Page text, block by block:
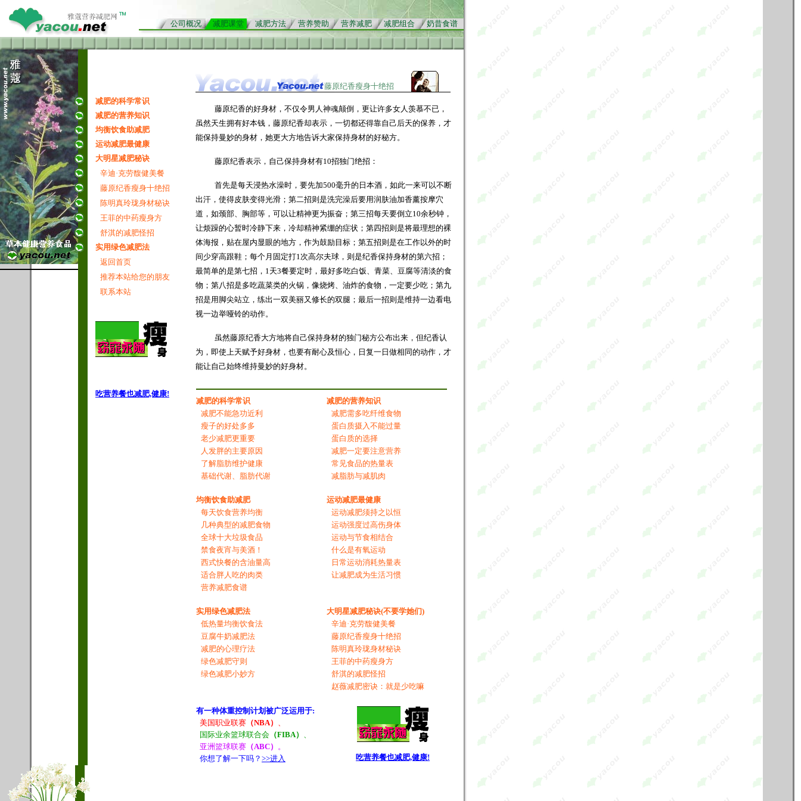
公司概况 减肥课堂 减肥方法 营养赞助 营养减肥 减肥组合 奶昔食谱
减肥的科学常识
减肥的营养知识
均衡饮食助减肥
运动减肥最健康
大明星减肥秘诀
辛迪·克劳馥健美餐
藤原纪香瘦身十绝招
陈明真玲珑身材秘诀
王菲的中药瘦身方
舒淇的减肥怪招
实用绿色减肥法
返回首页
推荐本站给您的朋友
联系本站
吃营养餐也减肥,健康!
藤原纪香瘦身十绝招
藤原纪香的好身材，不仅令男人神魂颠倒，更让许多女人羡慕不已，
虽然天生拥有好本钱，藤原纪香却表示，一切都还得靠自己后天的保养，才
能保持曼妙的身材，她更大方地告诉大家保持身材的好秘方。
藤原纪香表示，自己保持身材有10招独门绝招：
首先是每天浸热水澡时，要先加500毫升的日本酒，如此一来可以不断
出汗，使得皮肤变得光滑；第二招则是洗完澡后要用润肤油加香薰按摩穴
道，如颈部、胸部等，可以让精神更为振奋；第三招每天要倒立10余秒钟，
让烦躁的心暂时冷静下来，冷却精神紧绷的症状；第四招则是将最理想的裸
体海报，贴在屋内显眼的地方，作为鼓励目标；第五招则是在工作以外的时
间少穿高跟鞋；每个月固定打1次高尔夫球，则是纪香保持身材的第六招；
最简单的是第七招，1天3餐要定时，最好多吃白饭、青菜、豆腐等清淡的食
物；第八招是多吃蔬菜类的火锅，像烧烤、油炸的食物，一定要少吃；第九
招是用脚尖站立，练出一双美丽又修长的双腿；最后一招则是维持一边看电
视一边举哑铃的动作。
虽然藤原纪香大方地将自己保持身材的独门秘方公布出来，但纪香认
为，即使上天赋予好身材，也要有耐心及恒心，日复一日做相同的动作，才
能让自己始终维持曼妙的好身材。
减肥的科学常识
减肥的营养知识
减肥不能急功近利
减肥需多吃纤维食物
瘦子的好处多多
蛋白质摄入不能过量
老少减肥更重要
蛋白质的选择
人发胖的主要原因
减肥一定要注意营养
了解脂肪维护健康
常见食品的热量表
基础代谢、脂肪代谢
减脂肪与减肌肉
均衡饮食助减肥
运动减肥最健康
每天饮食营养均衡
运动减肥须持之以恒
几种典型的减肥食物
运动强度过高伤身体
全球十大垃圾食品
运动与节食相结合
禁食夜宵与美酒！
什么是有氧运动
西式快餐的含油量高
日常运动消耗热量表
适合胖人吃的肉类
让减肥成为生活习惯
营养减肥食谱
实用绿色减肥法
大明星减肥秘诀(不要学她们)
低热量均衡饮食法
辛迪·克劳馥健美餐
豆腐牛奶减肥法
藤原纪香瘦身十绝招
减肥的心理疗法
陈明真玲珑身材秘诀
绿色减肥守则
王菲的中药瘦身方
绿色减肥小妙方
舒淇的减肥怪招
赵薇减肥密诀：就是少吃嘛
有一种体重控制计划被广泛运用于:
美国职业联赛 （NBA） 、
国际业余篮球联合会 （FIBA） 、
亚洲篮球联赛 （ABC） 。
你想了解一下吗？ >>进入 吃营养餐也减肥,健康!